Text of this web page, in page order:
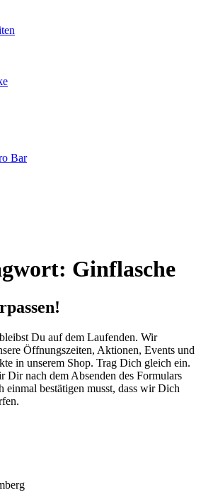
Bar
Ginflasche
Du auf dem Laufenden. Wir
Öffnungszeiten, Aktionen, Events und
in unserem Shop. Trag Dich gleich ein.
Dir nach dem Absenden des Formulars
bestätigen musst, dass wir Dich